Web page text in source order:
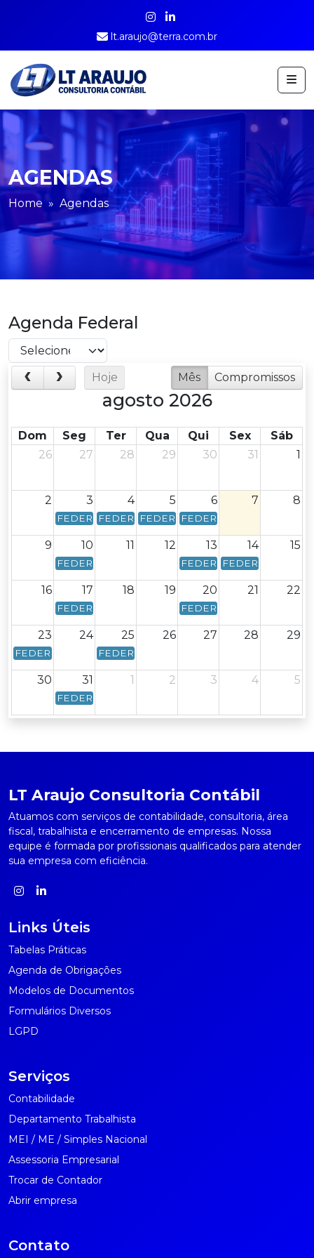
lt.araujo@terra.com.br
AGENDAS
Home Agendas
Agenda Federal
Hoje Mês Compromissos
agosto 2026
Dom Seg Ter Qua Qui Sex
Sáb
26
27 28 29 30 31 1
2 3 4 5 6 7 8
FEDERAL - Calendário Federal - Data de
FEDERAL - Calendário Federal - Data de
FEDERAL - Calendário Federal -
FEDERAL - Calendário
9 10 11 12 13 14 15
FEDERAL - Calendário Federal - Data de
FEDERAL - Calendário
FEDERAL -
16 17 18 19 20 21 22
FEDERAL - Calendário Federal - Data de
FEDERAL - Calendário
23 24 25 26 27 28 29
FEDERAL - Calendário Federal - Data de vencimento: Dia
FEDERAL - Calendário Federal - Data de
30 31 1 2 3 4 5
FEDERAL - Calendário Federal - Data de
LT Araujo Consultoria Contábil
Atuamos com serviços de contabilidade, consultoria, área
fiscal, trabalhista e encerramento de empresas. Nossa
equipe é formada por profissionais qualificados para atender
sua empresa com eficiência.
Links Úteis
Tabelas Práticas
Agenda de Obrigações
Modelos de Documentos
Formulários Diversos
LGPD
Serviços
Contabilidade
Departamento Trabalhista
MEI / ME / Simples Nacional
Assessoria Empresarial
Trocar de Contador
Abrir empresa
Contato